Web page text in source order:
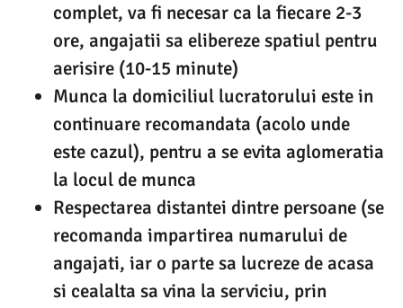
complet, va fi necesar ca la fiecare 2-3
ore, angajatii sa elibereze spatiul pentru
aerisire (10-15 minute)
Munca la domiciliul lucratorului este in
continuare recomandata (acolo unde
este cazul), pentru a se evita aglomeratia
la locul de munca
Respectarea distantei dintre persoane (se
recomanda impartirea numarului de
angajati, iar o parte sa lucreze de acasa
si cealalta sa vina la serviciu, prin